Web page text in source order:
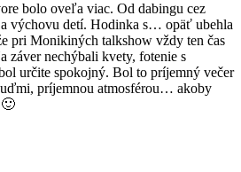
bolo oveľa viac. Od dabingu cez
výchovu detí. Hodinka s… opäť ubehla
pri Monikiných talkshow vždy ten čas
záver nechýbali kvety, fotenie s
určite spokojný. Bol to príjemný večer
príjemnou atmosférou… akoby
🙂